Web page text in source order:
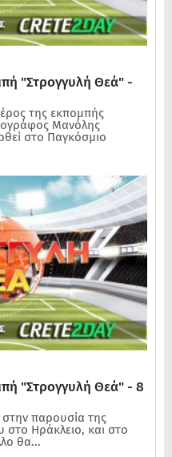
"Στρογγυλή Θεά" -
της εκπομπής
Μανόλης
στο Παγκόσμιο
"Στρογγυλή Θεά" - 8
παρουσία της
Ηράκλειο, και στο
θα...